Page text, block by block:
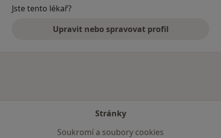
Jste tento lékař?
Upravit nebo spravovat profil
Stránky
Soukromí a soubory cookies